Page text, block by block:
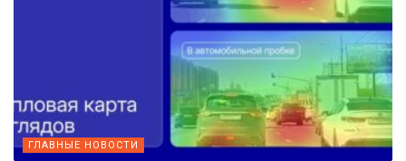
ГЛАВНЫЕ НОВОСТИ